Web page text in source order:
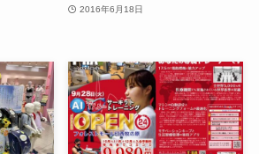
2016年6月18日